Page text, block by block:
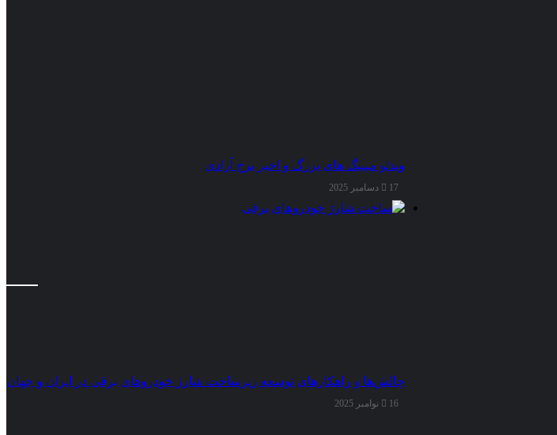
ویدئو مپینگ های بزرگ و اخیر برج آزادی
17 دسامبر 2025
چالش‌ها و راهکارهای توسعه زیرساخت شارژ خودروهای برقی در ایران و جهان
16 نوامبر 2025